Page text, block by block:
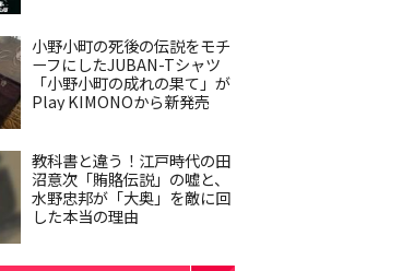
小野小町の死後の伝説をモチ
ーフにしたJUBAN-Tシャツ
「小野小町の成れの果て」が
Play KIMONOから新発売
教科書と違う！江戸時代の田
沼意次「賄賂伝説」の嘘と、
水野忠邦が「大奥」を敵に回
した本当の理由